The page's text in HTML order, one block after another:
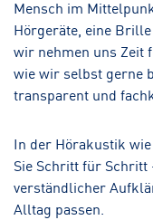
Mensch im
Hörgeräte, eine
wir nehmen uns Zeit
wie wir selbst gerne
transparent und
In der Hörakustik
Sie Schritt für Schritt
verständlicher
Alltag passen.